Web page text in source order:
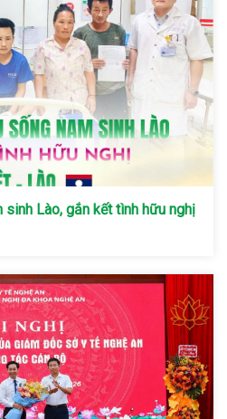
sinh Lào, gắn kết tình hữu nghị